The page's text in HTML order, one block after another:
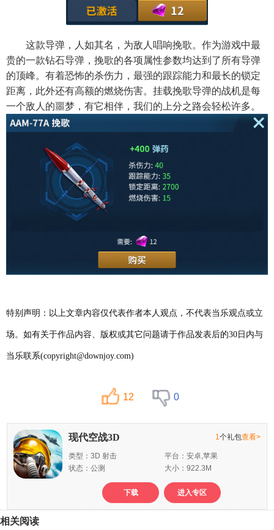
这款导弹，人如其名，为敌人唱响挽歌。作为游戏中最
贵的一款钻石导弹，挽歌的各项属性参数均达到了所有导弹
的顶峰。有着恐怖的杀伤力，最强的跟踪能力和最长的锁定
距离，此外还有高额的燃烧伤害。挂载挽歌导弹的战机是每
一个敌人的噩梦，有它相伴，我们的上分之路会轻松许多。
特别声明：以上文章内容仅代表作者本人观点，不代表当乐观点或立
场。如有关于作品内容、版权或其它问题请于作品发表后的30日内与
当乐联系(copyright@downjoy.com)
12 0
现代空战3D 1个礼包查看>
类型：3D 射击
平台：安卓,苹果
状态：公测
大小：922.3M
下载 进入专区
相关阅读